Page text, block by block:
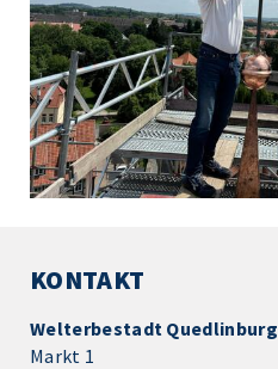
KONTAKT
Welterbestadt Quedlinburg
Markt 1